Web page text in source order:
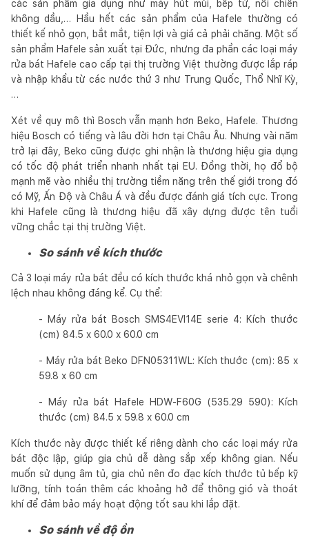
các sản phẩm gia dụng như máy hút mùi, bếp từ, nồi chiên
không dầu,… Hầu hết các sản phẩm của Hafele thường có
thiết kế nhỏ gọn, bắt mắt, tiện lợi và giá cả phải chăng. Một số
sản phẩm Hafele sản xuất tại Đức, nhưng đa phần các loại máy
rửa bát Hafele cao cấp tại thị trường Việt thường được lắp ráp
và nhập khẩu từ các nước thứ 3 như Trung Quốc, Thổ Nhĩ Kỳ,
…
Xét về quy mô thì Bosch vẫn mạnh hơn Beko, Hafele. Thương
hiệu Bosch có tiếng và lâu đời hơn tại Châu Âu. Nhưng vài năm
trở lại đây, Beko cũng được ghi nhận là thương hiệu gia dụng
có tốc độ phát triển nhanh nhất tại EU. Đồng thời, họ đổ bộ
mạnh mẽ vào nhiều thị trường tiềm năng trên thế giới trong đó
có Mỹ, Ấn Độ và Châu Á và đều được đánh giá tích cực. Trong
khi Hafele cũng là thương hiệu đã xây dựng được tên tuổi
vững chắc tại thị trường Việt.
So sánh về kích thước
Cả 3 loại máy rửa bát đều có kích thước khá nhỏ gọn và chênh
lệch nhau không đáng kể. Cụ thể:
- Máy rửa bát Bosch SMS4EVI14E serie 4: Kích thước
(cm) 84.5 x 60.0 x 60.0 cm
- Máy rửa bát Beko DFN05311WL: Kích thước (cm): 85 x
59.8 x 60 cm
- Máy rửa bát Hafele HDW-F60G (535.29 590): Kích
thước (cm) 84.5 x 59.8 x 60.0 cm
Kích thước này được thiết kế riêng dành cho các loại máy rửa
bát độc lập, giúp gia chủ dễ dàng sắp xếp không gian. Nếu
muốn sử dụng âm tủ, gia chủ nên đo đạc kích thước tủ bếp kỹ
lưỡng, tính toán thêm các khoảng hở để thông gió và thoát
khí để đảm bảo máy hoạt động tốt sau khi lắp đặt.
So sánh về độ ồn